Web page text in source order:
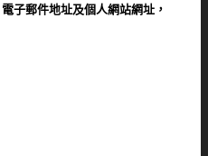
子郵件地址及個人網站網址，